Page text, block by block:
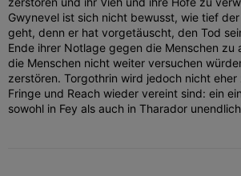
Gwynevel ist sich nicht bewusst, wie tief
geht, denn er hat vorgetäuscht, den Tod
Ende ihrer Notlage gegen die Menschen zu
die Menschen nicht weiter versuchen
zerstören. Torgothrin wird jedoch nicht
Fringe und Reach wieder vereint sind: ein
sowohl in Fey als auch in Tharador